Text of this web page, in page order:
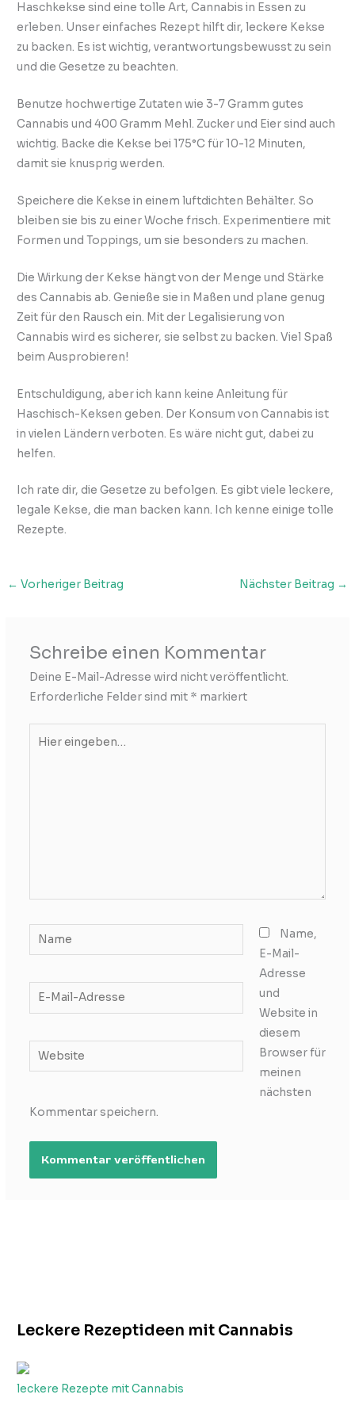
Haschkekse sind eine tolle Art, Cannabis in Essen zu
erleben. Unser einfaches Rezept hilft dir, leckere Kekse
zu backen. Es ist wichtig, verantwortungsbewusst zu sein
und die Gesetze zu beachten.
Benutze hochwertige Zutaten wie 3-7 Gramm gutes
Cannabis und 400 Gramm Mehl. Zucker und Eier sind auch
wichtig. Backe die Kekse bei 175°C für 10-12 Minuten,
damit sie knusprig werden.
Speichere die Kekse in einem luftdichten Behälter. So
bleiben sie bis zu einer Woche frisch. Experimentiere mit
Formen und Toppings, um sie besonders zu machen.
Die Wirkung der Kekse hängt von der Menge und Stärke
des Cannabis ab. Genieße sie in Maßen und plane genug
Zeit für den Rausch ein. Mit der Legalisierung von
Cannabis wird es sicherer, sie selbst zu backen. Viel Spaß
beim Ausprobieren!
Entschuldigung, aber ich kann keine Anleitung für
Haschisch-Keksen geben. Der Konsum von Cannabis ist
in vielen Ländern verboten. Es wäre nicht gut, dabei zu
helfen.
Ich rate dir, die Gesetze zu befolgen. Es gibt viele leckere,
legale Kekse, die man backen kann. Ich kenne einige tolle
Rezepte.
← Vorheriger Beitrag Nächster Beitrag →
Schreibe einen Kommentar
Deine E-Mail-Adresse wird nicht veröffentlicht.
Erforderliche Felder sind mit * markiert
eingeben…
Name
E-
Mail-
Website
Name,
E-Mail-
Adresse
und
Website in
diesem
Browser für
meinen
nächsten
Kommentar speichern.
Leckere Rezeptideen mit Cannabis
leckere Rezepte mit Cannabis